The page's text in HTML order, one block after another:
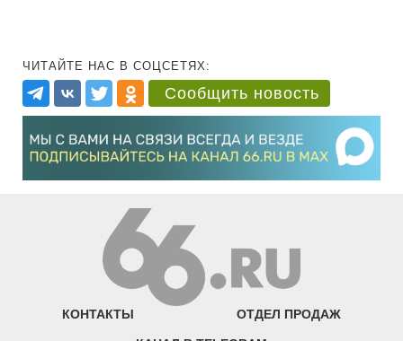
ЧИТАЙТЕ НАС В СОЦСЕТЯХ:
Сообщить новость
КОНТАКТЫ ОТДЕЛ ПРОДАЖ